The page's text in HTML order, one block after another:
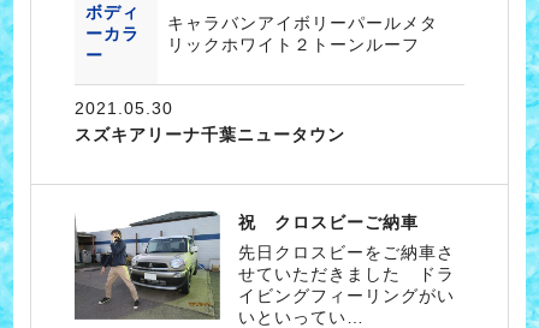
ボディ
ーカラ
ー
キャラバンアイボリーパールメタ
リックホワイト２トーンルーフ
2021.05.30
スズキアリーナ千葉ニュータウン
祝 クロスビーご納車
先日クロスビーをご納車さ
せていただきました ドラ
イビングフィーリングがい
いといってい…